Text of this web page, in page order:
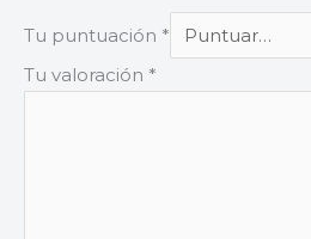
Tu puntuación *
Tu valoración *